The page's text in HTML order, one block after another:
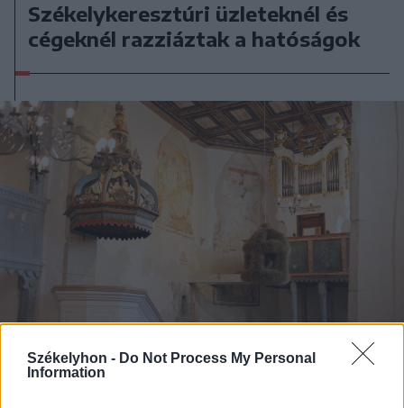
Székelyhon - Do Not Process My Personal
Information
Székelykeresztúri üzleteknél és
cégeknél razziáztak a hatóságok